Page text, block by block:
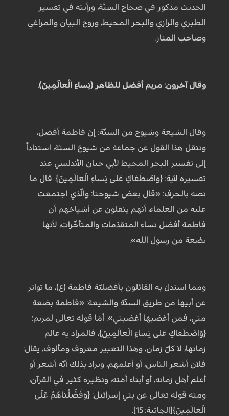
الحديث مذكور في صحاح السنَّة، ورأيته في تفسير
الطبري والرازي والبحر المحيط، وروح البيان والمراغي
وصاحب المنار.
وقال آخرون: مريم أفضل للظاهر (نِساءِ الْعالَمِينَ).
وقال الشيعة وشيوخ من السنّة: إنّ فاطمة أفضل،
وننقل هذا القول عن جماعة من شيوخ السنّة، استناداً
إلى تفسير البحر المحيط لأبي حيان الأندلسي عند
تفسيره لآية: {واصْطَفاكِ عَلى نِساءِ الْعالَمِينَ}. قال ما
نصّه بالحرف: «قال بعض شيوخنا: والّذي اجتمعت
عليه من العلماء، أنهم ينقلون عن أشياخهم أن
فاطمة أفضل نساء المتقدّمات والمتأخّرات، لأنها
بضعة من رسول الله».
ومما استدلّ به القائلون بأفضليّة فاطمة (ع)، ما تواتر
عن أبيها من طريق السنّة والشيعة: «فاطمة بضعة
مني، فمن أغضبها أغضبني». أمّا قوله تعالى لمريم:
{وَاصْطَفاكِ عَلى نِساءِ الْعالَمِينَ}، فالمراد به عالم
زمانها، لا كلّ زمان، وهذا التعبير معروف ومألوف، يقال:
فلان أشعر الناس، أو أعلمهم، ويراد بذلك أنّه أشعر أو
أعلم أهل زمانه، أو أبناء أمّته، ونظيره كثير في القرآن،
ومنه قوله تعالى عن بني إسرائيل: {وَفَضَّلْناهُمْ عَلَى
الْعالَمِينَ}[الجاثية: 15].